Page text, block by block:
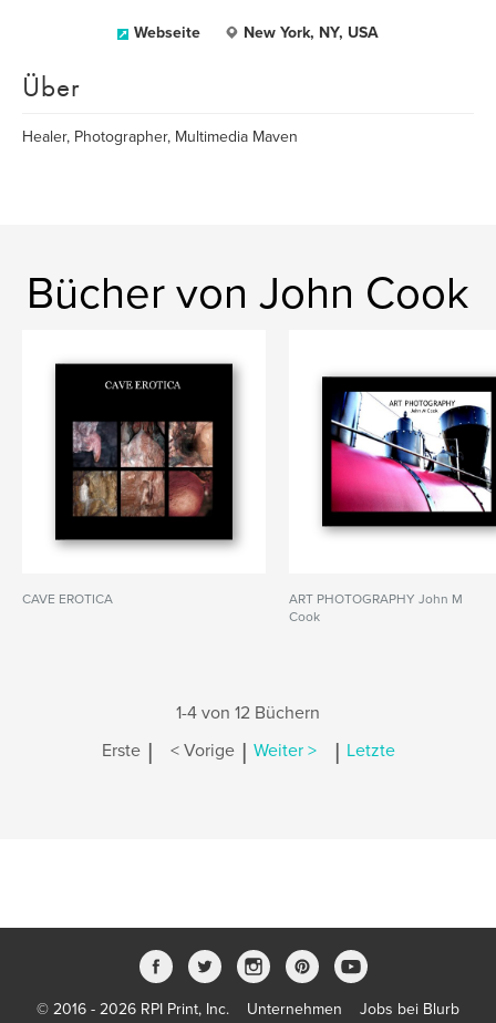
Webseite New York, NY, USA
Über
Healer, Photographer, Multimedia Maven
Bücher von John Cook
CAVE EROTICA
ART PHOTOGRAPHY John M
Cook
1-4 von 12 Büchern
Erste | < Vorige | Weiter > | Letzte
© 2016 - 2026 RPI Print, Inc. Unternehmen Jobs bei Blurb